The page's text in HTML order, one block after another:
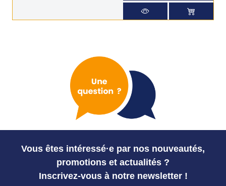
Vous êtes intéressé·e par nos nouveautés,
promotions et actualités ?
Inscrivez-vous à notre newsletter !